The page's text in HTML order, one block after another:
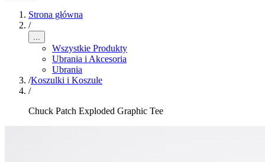
Strona główna
/
...
Wszystkie Produkty
Ubrania i Akcesoria
Ubrania
/Koszulki i Koszule
/
Chuck Patch Exploded Graphic Tee